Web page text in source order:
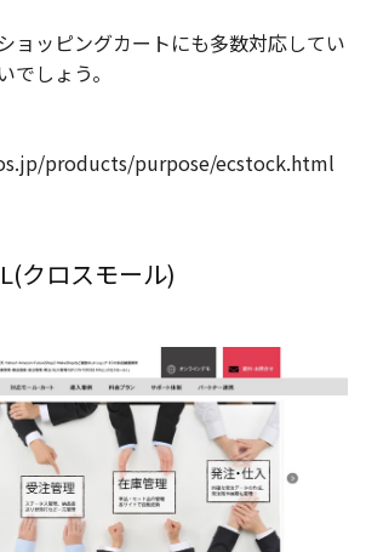
ョッピングカートにも多数対応してい
でしょう。
products/purpose/ecstock.html
クロスモール)